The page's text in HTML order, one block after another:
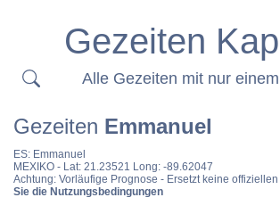
Gezeiten
Alle Gezeiten mit nur
Gezeiten Emmanuel
ES: Emmanuel
MEXIKO - Lat: 21.23521 Long: -89.62047
Achtung: Vorläufige Prognose - Ersetzt keine
Sie die Nutzungsbedingungen